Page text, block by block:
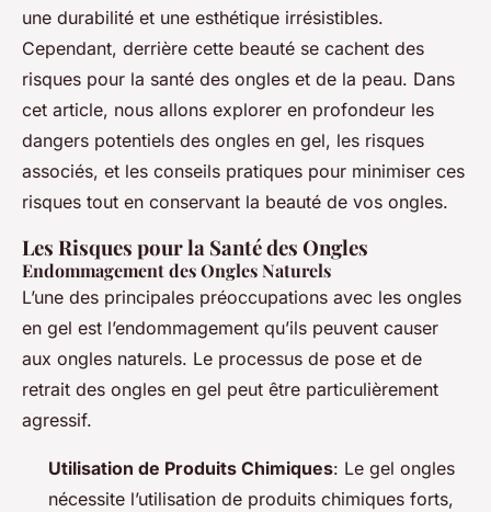
une durabilité et une esthétique irrésistibles.
Cependant, derrière cette beauté se cachent des
risques pour la santé des ongles et de la peau. Dans
cet article, nous allons explorer en profondeur les
dangers potentiels des ongles en gel, les risques
associés, et les conseils pratiques pour minimiser ces
risques tout en conservant la beauté de vos ongles.
Les Risques pour la Santé des Ongles
Endommagement des Ongles Naturels
L’une des principales préoccupations avec les ongles
en gel est l’endommagement qu’ils peuvent causer
aux ongles naturels. Le processus de pose et de
retrait des ongles en gel peut être particulièrement
agressif.
Utilisation de Produits Chimiques: Le gel ongles
nécessite l’utilisation de produits chimiques forts,